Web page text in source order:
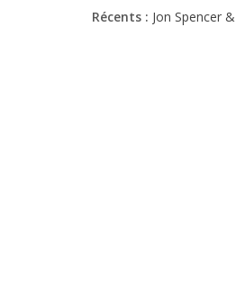
Récents : Jon Spencer
Charlie Puth